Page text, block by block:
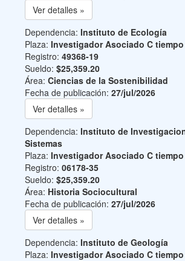
Ver detalles »
Dependencia: Instituto de Ecología
Plaza: Investigador Asociado C
Registro: 49368-19
Sueldo: $25,359.20
Área: Ciencias de la Sostenibilidad
Fecha de publicación: 27/jul/2026
Ver detalles »
Dependencia: Instituto de
Sistemas
Plaza: Investigador Asociado C
Registro: 06178-35
Sueldo: $25,359.20
Área: Historia Sociocultural
Fecha de publicación: 27/jul/2026
Ver detalles »
Dependencia: Instituto de Geología
Plaza: Investigador Asociado C